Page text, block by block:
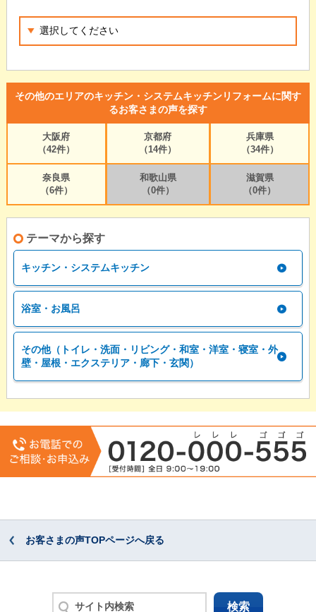
その他のエリアのキッチン・システムキッチンリフォームに関す
るお客さまの声を探す
大阪府
（42件）
京都府
（14件）
兵庫県
（34件）
奈良県
（6件）
和歌山県
（0件）
滋賀県
（0件）
テーマから探す
キッチン・システムキッチン
浴室・お風呂
その他（トイレ・洗面・リビング・和室・洋室・寝室・外
壁・屋根・エクステリア・廊下・玄関）
お客さまの声TOPページへ戻る